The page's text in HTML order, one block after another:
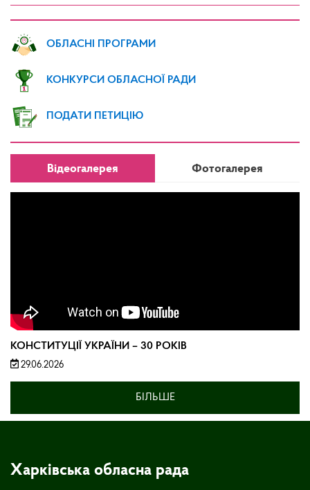
ОБЛАСНІ ПРОГРАМИ
КОНКУРСИ ОБЛАСНОЇ РАДИ
ПОДАТИ ПЕТИЦІЮ
Відеогалерея Фотогалерея
КОНСТИТУЦІЇ УКРАЇНИ – 30 РОКІВ
29.06.2026
БІЛЬШЕ
Харківська обласна рада